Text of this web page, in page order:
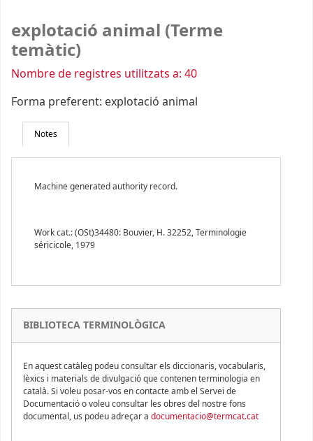
BIBLIOTECA TERMINOLÒGICA
En aquest catàleg podeu consultar els diccionaris, vocabularis,
lèxics i materials de divulgació que contenen terminologia en
català. Si voleu posar-vos en contacte amb el Servei de
Documentació o voleu consultar les obres del nostre fons
documental, us podeu adreçar a documentacio@termcat.cat
explotació animal (Terme
temàtic)
Nombre de registres utilitzats a: 40
Forma preferent: explotació animal
Notes
Machine generated authority record.
Work cat.: (OSt)34480: Bouvier, H. 32252, Terminologie
séricicole, 1979